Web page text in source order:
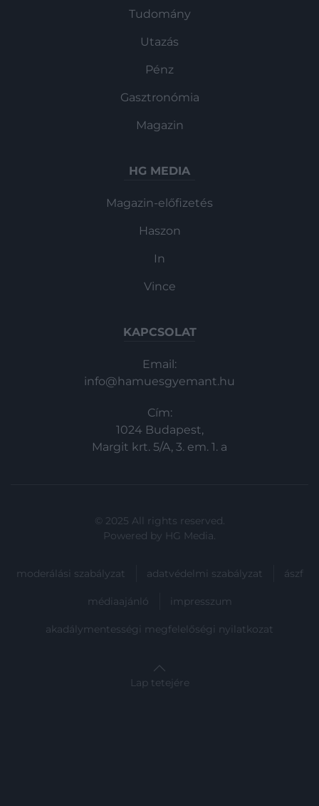
Tudomány
Utazás
Pénz
Gasztronómia
Magazin
HG MEDIA
Magazin-előfizetés
Haszon
In
Vince
KAPCSOLAT
Email:
info@hamuesgyemant.hu
Cím:
1024 Budapest,
Margit krt. 5/A, 3. em. 1. a
© 2025 All rights reserved.
Powered by HG Media.
moderálási szabályzat adatvédelmi szabályzat ászf
médiaajánló impresszum
akadálymentességi megfelelőségi nyilatkozat
Lap tetejére